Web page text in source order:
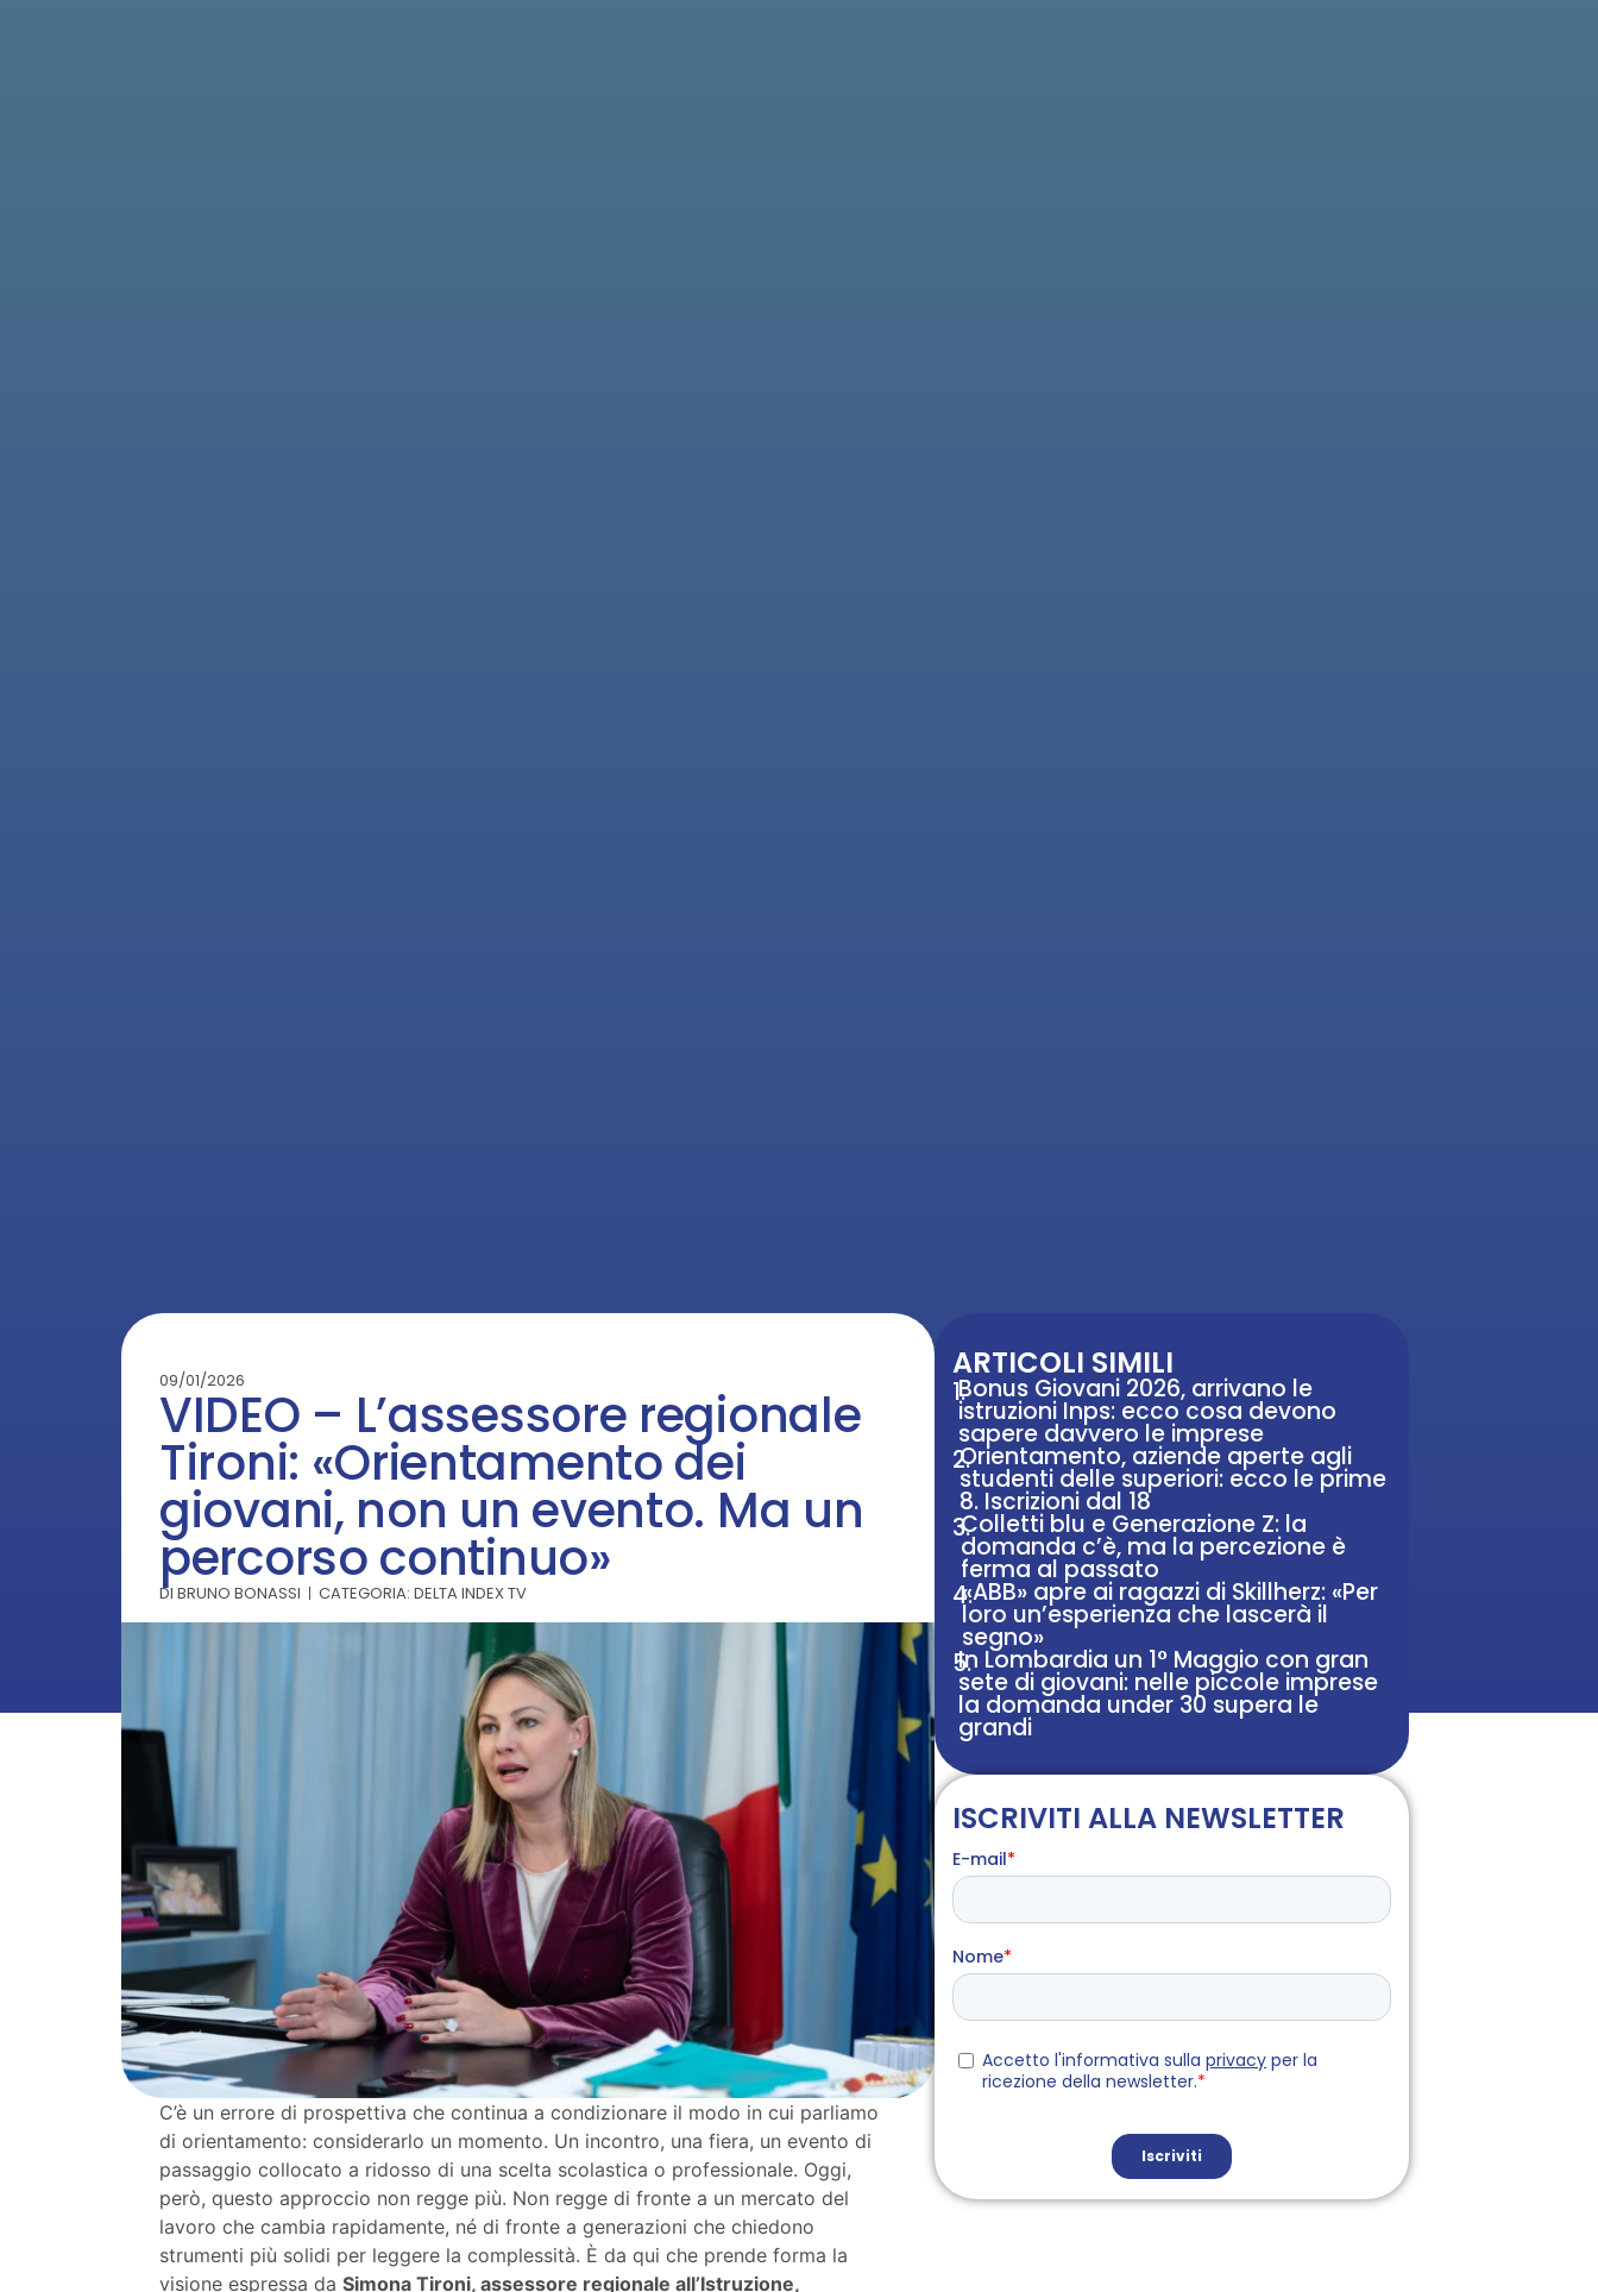
09/01/2026
VIDEO – L’assessore regionale
Tironi: «Orientamento dei
giovani, non un evento. Ma un
percorso continuo»
DI BRUNO BONASSI CATEGORIA: DELTA INDEX TV
C’è un errore di prospettiva che continua a condizionare il modo in cui parliamo
di orientamento: considerarlo un momento. Un incontro, una fiera, un evento di
passaggio collocato a ridosso di una scelta scolastica o professionale. Oggi,
però, questo approccio non regge più. Non regge di fronte a un mercato del
lavoro che cambia rapidamente, né di fronte a generazioni che chiedono
strumenti più solidi per leggere la complessità. È da qui che prende forma la
visione espressa da Simona Tironi, assessore regionale all’Istruzione,
ARTICOLI SIMILI
1.Bonus Giovani 2026, arrivano le
istruzioni Inps: ecco cosa devono
sapere davvero le imprese
2.Orientamento, aziende aperte agli
studenti delle superiori: ecco le prime
8. Iscrizioni dal 18
3.Colletti blu e Generazione Z: la
domanda c’è, ma la percezione è
ferma al passato
4.«ABB» apre ai ragazzi di Skillherz: «Per
loro un’esperienza che lascerà il
segno»
5.
In Lombardia un 1° Maggio con gran
sete di giovani: nelle piccole imprese
la domanda under 30 supera le
grandi
ISCRIVITI ALLA NEWSLETTER